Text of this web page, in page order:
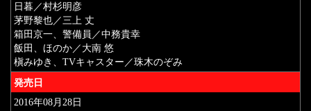
日暮／村杉明彦
茅野黎也／三上 丈
箱田京一、警備員／中務貴幸
飯田、ほのか／大南 悠
槇みゆき、TVキャスター／珠木のぞみ
発売日
2016年08月28日